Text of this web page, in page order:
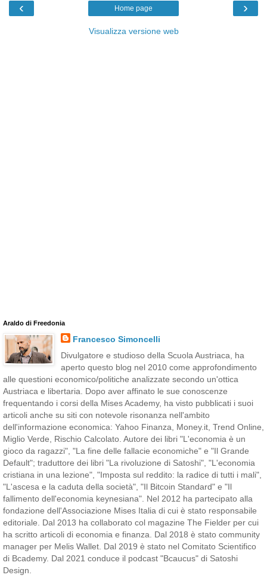
‹ ›
Home page
Visualizza versione web
Araldo di Freedonia
Francesco Simoncelli
Divulgatore e studioso della Scuola Austriaca, ha
aperto questo blog nel 2010 come approfondimento
alle questioni economico/politiche analizzate secondo un'ottica
Austriaca e libertaria. Dopo aver affinato le sue conoscenze
frequentando i corsi della Mises Academy, ha visto pubblicati i suoi
articoli anche su siti con notevole risonanza nell'ambito
dell'informazione economica: Yahoo Finanza, Money.it, Trend Online,
Miglio Verde, Rischio Calcolato. Autore dei libri "L'economia è un
gioco da ragazzi", "La fine delle fallacie economiche" e "Il Grande
Default"; traduttore dei libri "La rivoluzione di Satoshi", "L'economia
cristiana in una lezione", "Imposta sul reddito: la radice di tutti i mali",
"L'ascesa e la caduta della società", "Il Bitcoin Standard" e "Il
fallimento dell'economia keynesiana". Nel 2012 ha partecipato alla
fondazione dell'Associazione Mises Italia di cui è stato responsabile
editoriale. Dal 2013 ha collaborato col magazine The Fielder per cui
ha scritto articoli di economia e finanza. Dal 2018 è stato community
manager per Melis Wallet. Dal 2019 è stato nel Comitato Scientifico
di Bcademy. Dal 2021 conduce il podcast "Bcaucus" di Satoshi
Design.